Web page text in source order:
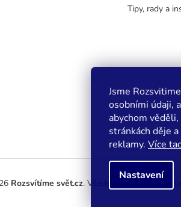
Jsme
osobními údaji,
abychom
stránkách děje
reklamy. Více
Nastavení
Tipy, rady a
Rozsvítíme svět.cz. Všechna práva vyhrazena.